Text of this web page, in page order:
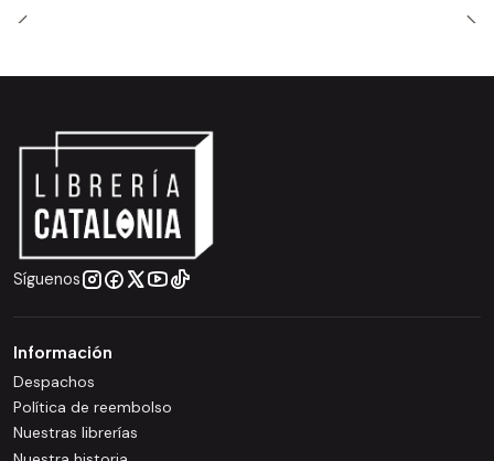
Síguenos
Información
Despachos
Política de reembolso
Nuestras librerías